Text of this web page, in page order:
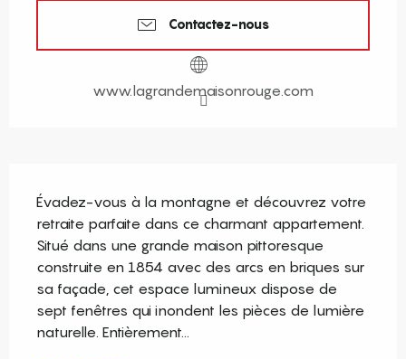
Contactez-nous
www.lagrandemaisonrouge.com
Évadez-vous à la montagne et découvrez votre
retraite parfaite dans ce charmant appartement.
Situé dans une grande maison pittoresque
construite en 1854 avec des arcs en briques sur
sa façade, cet espace lumineux dispose de
sept fenêtres qui inondent les pièces de lumière
naturelle. Entièrement...